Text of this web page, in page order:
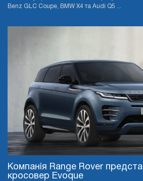
Benz GLC Coupe, BMW X4 та Audi Q5 ...
Компанія Range Rover
кросовер Evoque